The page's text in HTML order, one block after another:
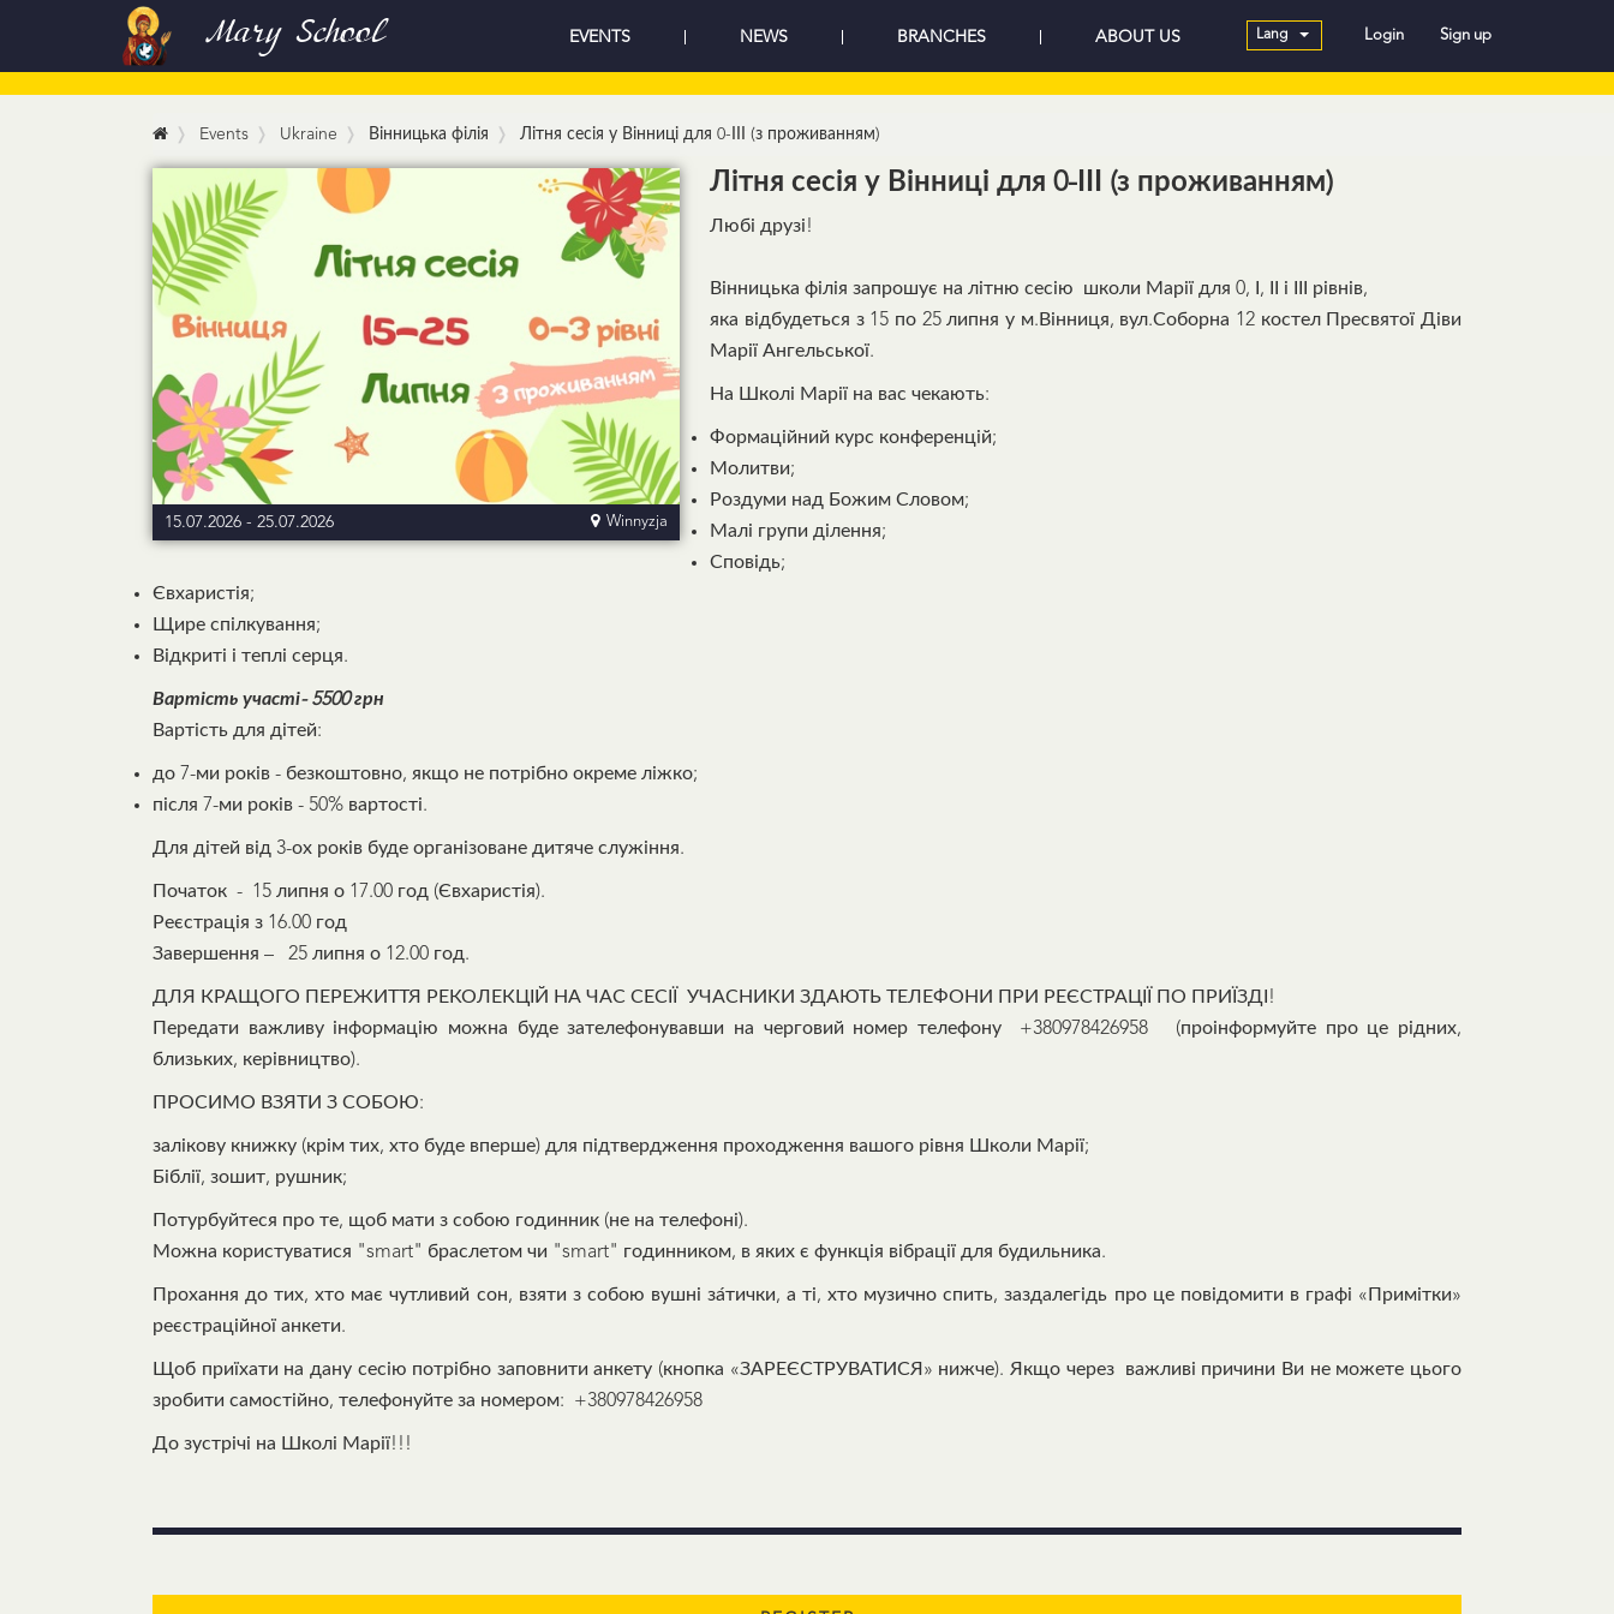
Mary School EVENTS NEWS BRANCHES ABOUT US Lang Login Sign up
Events Ukraine Вінницька філія Літня сесія у Вінниці для 0-ІІІ (з проживанням)
15.07.2026 - 25.07.2026 Winnyzja
Літня сесія у Вінниці для 0-ІІІ (з проживанням)
Любі друзі!
Вінницька філія запрошує на літню сесію школи Марії для 0, І, ІІ і ІІІ рівнів,
яка відбудеться з 15 по 25 липня у м.Вінниця, вул.Соборна 12 костел Пресвятої Діви
Марії Ангельської.
На Школі Марії на вас чекають:
Формаційний курс конференцій;
Молитви;
Роздуми над Божим Словом;
Малі групи ділення;
Сповідь;
Євхаристія;
Щире спілкування;
Відкриті і теплі серця.
Вартість участі- 5500 грн
Вартість для дітей:
до 7-ми років - безкоштовно, якщо не потрібно окреме ліжко;
після 7-ми років - 50% вартості.
Для дітей від 3-ох років буде організоване дитяче служіння.
Початок - 15 липня о 17.00 год (Євхаристія).
Реєстрація з 16.00 год
Завершення – 25 липня о 12.00 год.
ДЛЯ КРАЩОГО ПЕРЕЖИТТЯ РЕКОЛЕКЦІЙ НА ЧАС СЕСІЇ УЧАСНИКИ ЗДАЮТЬ ТЕЛЕФОНИ ПРИ РЕЄСТРАЦІЇ ПО ПРИЇЗДІ!
Передати важливу інформацію можна буде зателефонувавши на черговий номер телефону +380978426958 (проінформуйте про це рідних,
близьких, керівництво).
ПРОСИМО ВЗЯТИ З СОБОЮ:
залікову книжку (крім тих, хто буде вперше) для підтвердження проходження вашого рівня Школи Марії;
Біблії, зошит, рушник;
Потурбуйтеся про те, щоб мати з собою годинник (не на телефоні).
Можна користуватися "smart" браслетом чи "smart" годинником, в яких є функція вібрації для будильника.
Прохання до тих, хто має чутливий сон, взяти з собою вушні за́тички, а ті, хто музично спить, заздалегідь про це повідомити в графі «Примітки»
реєстраційної анкети.
Щоб приїхати на дану сесію потрібно заповнити анкету (кнопка «ЗАРЕЄСТРУВАТИСЯ» нижче). Якщо через важливі причини Ви не можете цього
зробити самостійно, телефонуйте за номером: +380978426958
До зустрічі на Школі Марії!!!